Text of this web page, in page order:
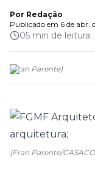
Por Redação
Publicado em 6 de abr.
05 min de leitura
(Fran Parente)
(Fran Parente/